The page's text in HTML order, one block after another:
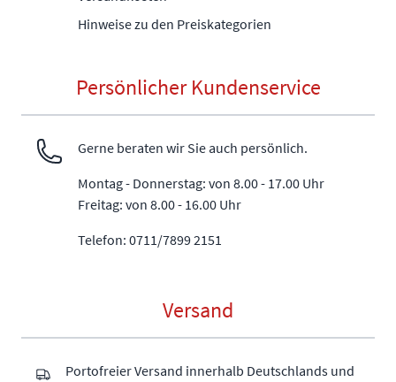
Hinweise zu den Preiskategorien
Persönlicher Kundenservice
Gerne beraten wir Sie auch persönlich.
Montag - Donnerstag: von 8.00 - 17.00 Uhr
Freitag: von 8.00 - 16.00 Uhr
Telefon: 0711/7899 2151
Versand
Portofreier Versand innerhalb Deutschlands und